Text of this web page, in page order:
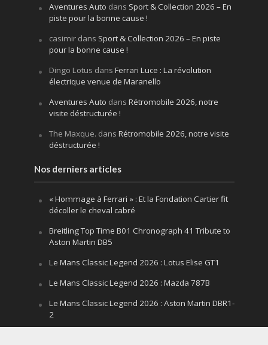
Aventures Auto dans Sport & Collection 2026 – En
piste pour la bonne cause !
casimirdans Sport & Collection 2026 – En piste
pour la bonne cause !
Dingo Lotus dans Ferrari Luce : La révolution
électrique venue de Maranello
Aventures Auto dans Rétromobile 2026, notre
visite déstructurée !
The Maxque. dans Rétromobile 2026, notre visite
déstructurée !
Nos derniers articles
« Hommage à Ferrari » : Et la Fondation Cartier fit
décoller le cheval cabré
Breitling Top Time B01 Chronograph 41 Tribute to
Aston Martin DB5
Le Mans Classic Legend 2026 : Lotus Elise GT1
Le Mans Classic Legend 2026 : Mazda 787B
Le Mans Classic Legend 2026 : Aston Martin DBR1-
2